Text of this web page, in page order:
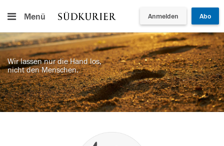
Menü Anmelden Abo
Wir lassen nur die Hand los,
nicht den Menschen.